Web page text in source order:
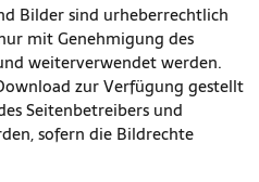
Bilder sind urheberrechtlich
mit Genehmigung des
weiterverwendet werden.
zur Verfügung gestellt
Seitenbetreibers und
sofern die Bildrechte